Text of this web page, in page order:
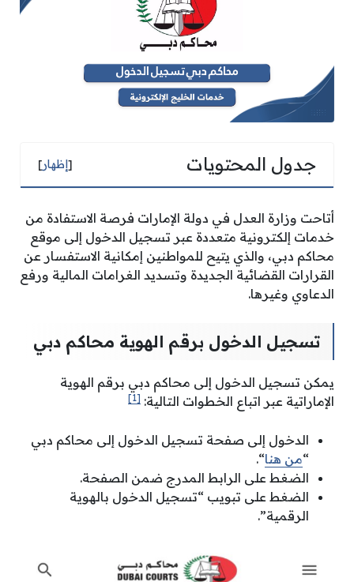
جدول المحتويات [إظهار]
أتاحت وزارة العدل في دولة الإمارات فرصة الاستفادة من
خدمات إلكترونية متعددة عبر تسجيل الدخول إلى موقع
محاكم دبي، والذي يتيح للمواطنين إمكانية الاستفسار عن
القرارات القضائية الجديدة وتسديد الغرامات المالية ورفع
الدعاوي وغيرها.
تسجيل الدخول برقم الهوية محاكم دبي
يمكن تسجيل الدخول إلى محاكم دبي برقم الهوية
الإماراتية عبر اتباع الخطوات التالية: [1]
الدخول إلى صفحة تسجيل الدخول إلى محاكم دبي
“من هنا“.
الضغط على الرابط المدرج ضمن الصفحة.
الضغط على تبويب “تسجيل الدخول بالهوية
الرقمية”.